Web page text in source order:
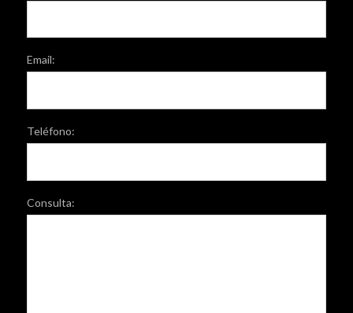
Email:
Teléfono:
Consulta: